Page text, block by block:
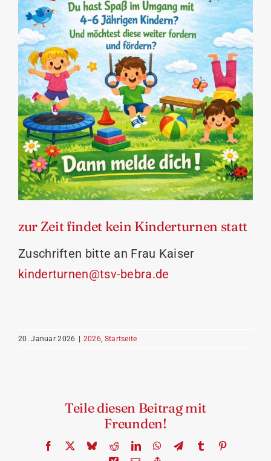
zur Zeit findet kein Kinderturnen statt
Zuschriften bitte an Frau Kaiser
kinderturnen@tsv-bebra.de
20. Januar 2026 | 2026 Startseite
Teile diesen Beitrag mit
Freunden!
Facebook BlueskyRedditLinkedInWhatsApp
TelegramTumblr